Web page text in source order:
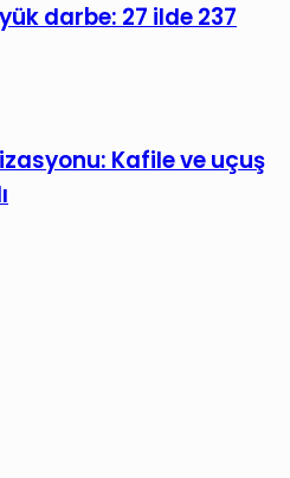
darbe: 27 ilde 237
Kafile ve uçuş